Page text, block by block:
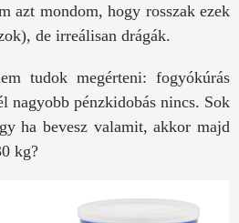
azt mondom, hogy rosszak ezek
de irreálisan drágák.
tudok megérteni: fogyókúrás
nagyobb pénzkidobás nincs. Sok
ha bevesz valamit, akkor majd
kg?